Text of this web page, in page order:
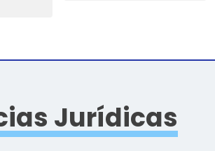
Jurídicas